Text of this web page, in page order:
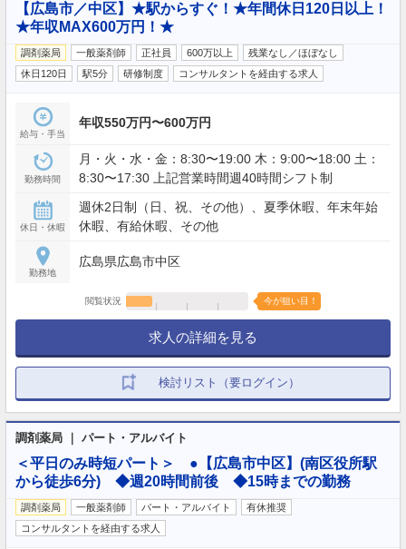
【広島市／中区】★駅からすぐ！★年間休日120日以上！
★年収MAX600万円！★
調剤薬局 一般薬剤師 正社員 600万以上
残業なし／ほぼなし
休日120日
駅5分 研修制度 コンサルタントを経由する求人
給与・手当
年収550万円〜600万円
勤務時間
月・火・水・金：8:30〜19:00 木：9:00〜18:00 土：
8:30〜17:30 上記営業時間週40時間シフト制
休日・休暇
週休2日制（日、祝、その他）、夏季休暇、年末年始
休暇、有給休暇、その他
勤務地
広島県広島市中区
閲覧状況 今が狙い目！
求人の詳細を見る
検討リスト（要ログイン）
調剤薬局 ｜ パート・アルバイト
＜平日のみ時短パート＞ ●【広島市中区】(南区役所駅
から徒歩6分) ◆週20時間前後 ◆15時までの勤務
調剤薬局 一般薬剤師 パート・アルバイト
有休推奨
コンサルタントを経由する求人